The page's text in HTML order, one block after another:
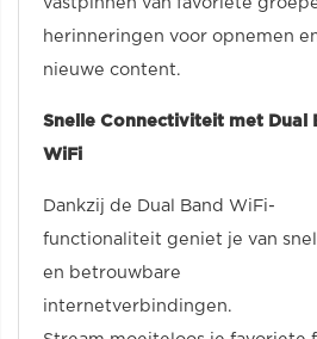
herinneringen voor opnemen
nieuwe content.
Snelle Connectiviteit met Dual
WiFi
Dankzij de Dual Band WiFi-
functionaliteit geniet je van
en betrouwbare
internetverbindingen.